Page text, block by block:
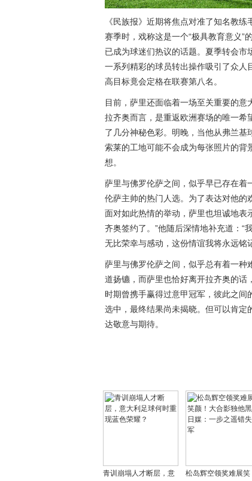
《民族报》近期将焦点对准了知名教
赛季时，戏称这是一个“极具教育意义”
已成为球迷们热议的话题。夏季转会
一系列精彩的球员转出操作吸引了众
高目标竟会定格在联赛第八名。
目前，萨里还面临着一场至关重要的
拉齐奥而言，是重返欧洲赛场的唯一希
了几分神秘色彩。明晚，当他从弗兰
索莱的工地可能不会成为每张照片的背
想。
萨里与佛罗伦萨之间，似乎早已存在着
伦萨主帅的热门人选。为了表达对他的
面对如此热情的举动，萨里也坦诚地表
齐奥签约了。”他随后深情地补充道：“
无比荣幸与感动，这份情谊我将永远铭
萨里与佛罗伦萨之间，似乎总有着一
道扬镳，而萨里也恰好离开拉齐奥的
时期曾携手赢得过意甲冠军，彼此之
选中，最终结果尚未揭晓。但可以肯定
达敬意与期待。
青训崩塌人才断层，意
松岛辉空领奖难展笑